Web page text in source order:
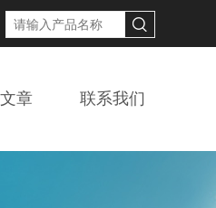
章 联系我们